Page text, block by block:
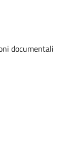
documentali